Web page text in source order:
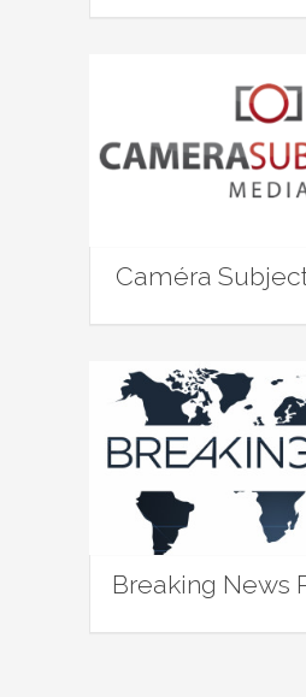
Caméra
Breaking News